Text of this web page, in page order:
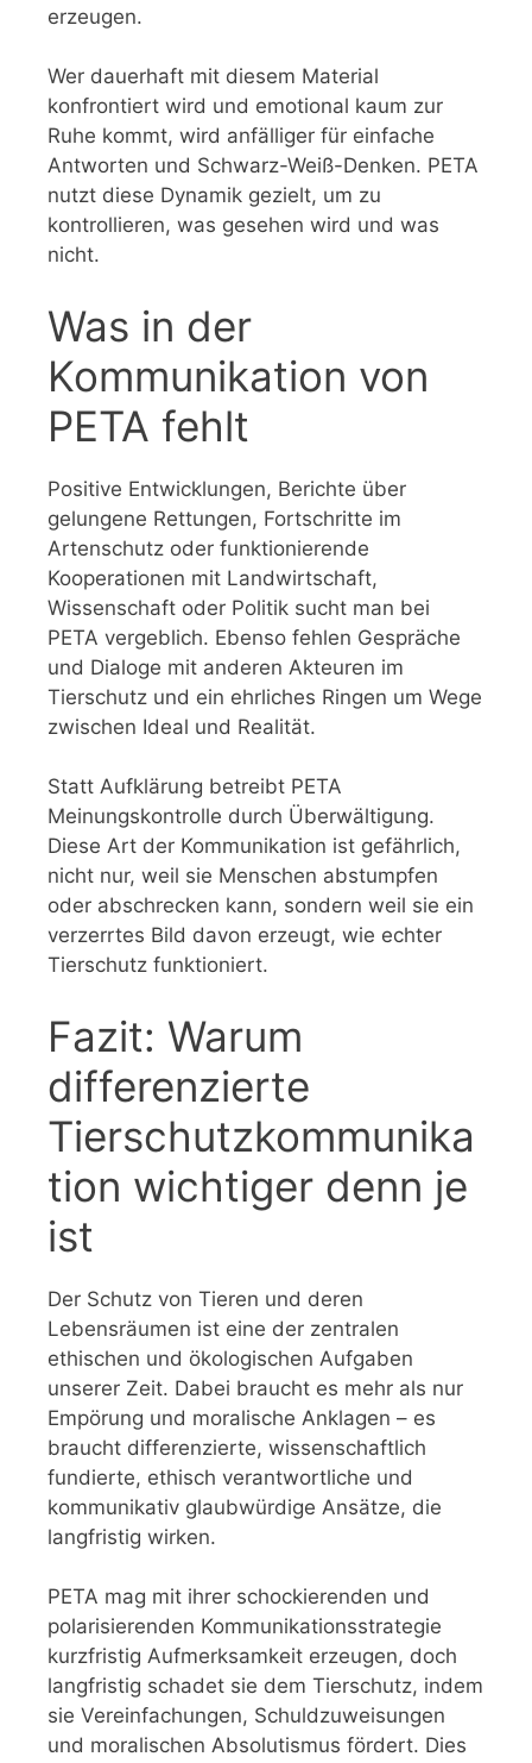
erzeugen.
Wer dauerhaft mit diesem Material
konfrontiert wird und emotional kaum zur
Ruhe kommt, wird anfälliger für einfache
Antworten und Schwarz-Weiß-Denken. PETA
nutzt diese Dynamik gezielt, um zu
kontrollieren, was gesehen wird und was
nicht.
Was in der
Kommunikation von
PETA fehlt
Positive Entwicklungen, Berichte über
gelungene Rettungen, Fortschritte im
Artenschutz oder funktionierende
Kooperationen mit Landwirtschaft,
Wissenschaft oder Politik sucht man bei
PETA vergeblich. Ebenso fehlen Gespräche
und Dialoge mit anderen Akteuren im
Tierschutz und ein ehrliches Ringen um Wege
zwischen Ideal und Realität.
Statt Aufklärung betreibt PETA
Meinungskontrolle durch Überwältigung.
Diese Art der Kommunikation ist gefährlich,
nicht nur, weil sie Menschen abstumpfen
oder abschrecken kann, sondern weil sie ein
verzerrtes Bild davon erzeugt, wie echter
Tierschutz funktioniert.
Fazit: Warum
differenzierte
Tierschutzkommunika
tion wichtiger denn je
ist
Der Schutz von Tieren und deren
Lebensräumen ist eine der zentralen
ethischen und ökologischen Aufgaben
unserer Zeit. Dabei braucht es mehr als nur
Empörung und moralische Anklagen – es
braucht differenzierte, wissenschaftlich
fundierte, ethisch verantwortliche und
kommunikativ glaubwürdige Ansätze, die
langfristig wirken.
PETA mag mit ihrer schockierenden und
polarisierenden Kommunikationsstrategie
kurzfristig Aufmerksamkeit erzeugen, doch
langfristig schadet sie dem Tierschutz, indem
sie Vereinfachungen, Schuldzuweisungen
und moralischen Absolutismus fördert. Dies